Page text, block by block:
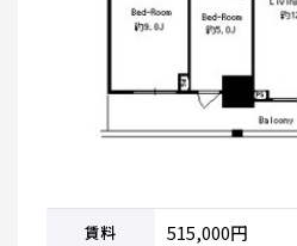
賃料 515,000円